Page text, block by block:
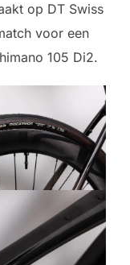
op DT Swiss
voor een
105 Di2.